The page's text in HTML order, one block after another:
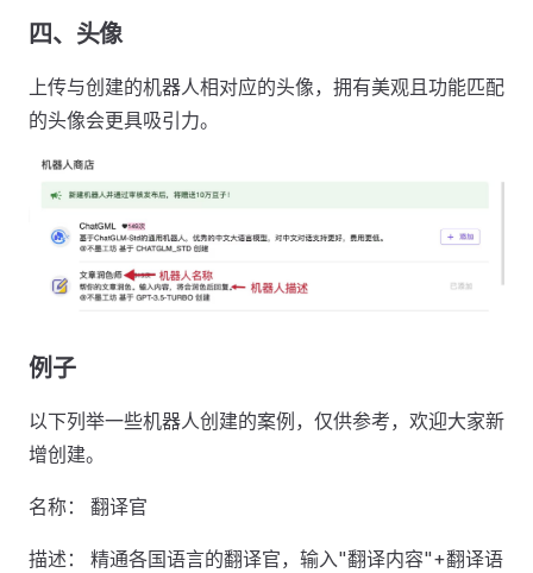
四、头像
上传与创建的机器人相对应的头像，拥有美观且功能匹配
的头像会更具吸引力。
例子
以下列举一些机器人创建的案例，仅供参考，欢迎大家新
增创建。
名称： 翻译官
描述： 精通各国语言的翻译官，输入"翻译内容"+翻译语